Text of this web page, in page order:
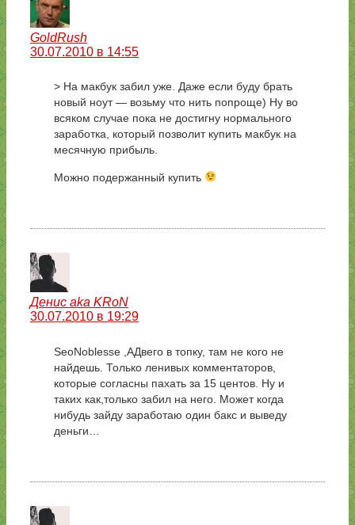
GoldRush
30.07.2010 в 14:55
> На макбук забил уже. Даже если буду брать
новый ноут — возьму что нить попроще) Ну во
всяком случае пока не достигну нормального
заработка, который позволит купить макбук на
месячную прибыль.
Можно подержанный купить
Денис aka KRoN
30.07.2010 в 19:29
SeoNoblesse ,АДвего в топку, там не кого не
найдешь. Только ленивых комментаторов,
которые согласны пахать за 15 центов. Ну и
таких как,только забил на него. Может когда
нибудь зайду заработаю один бакс и выведу
деньги…